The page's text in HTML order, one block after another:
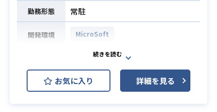
勤務形態 常駐
開発環境 MicroSoft
業務内容
・MS製品にかかる問い合わせ対応
・複数案件（Intune/EMS/E3(Share
point等)）の作業及び推進とユーザ
ー調整
お気に入り 詳細を見る